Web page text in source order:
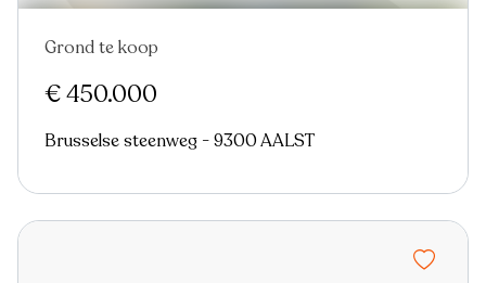
Nieuw
Grond te koop
€ 450.000
Brusselse steenweg - 9300 AALST